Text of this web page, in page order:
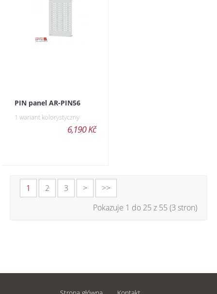
PIN panel AR-PIN56
1 wariant kolorystyczny
6,190 Kč
1 2 3 >
>>
Pokazuje 1 do 25 z 55 (3 stron)